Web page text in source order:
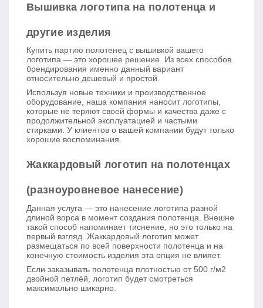
Вышивка логотипа на полотенца и
другие изделия
Купить партию полотенец с вышивкой вашего
логотипа — это хорошее решение. Из всех способов
брендирования именно данный вариант
относительно дешевый и простой.
Используя новые техники и производственное
оборудование, наша компания наносит логотипы,
которые не теряют своей формы и качества даже с
продолжительной эксплуатацией и частыми
стирками. У клиентов о вашей компании будут только
хорошие воспоминания.
Жаккардовый логотип на полотенцах
(разноуровневое нанесение)
Данная услуга — это нанесение логотипа разной
длиной ворса в момент создания полотенца. Внешне
такой способ напоминает тиснение, но это только на
первый взгляд. Жаккардовый логотип может
размещаться по всей поверхности полотенца и на
конечную стоимость изделия эта опция не влияет.
Если заказывать полотенца плотностью от 500 г/м2
двойной петлёй, логотип будет смотреться
максимально шикарно.